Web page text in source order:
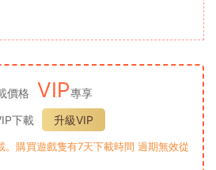
價格 VIP專享
下載
升級VIP
。購買遊戲隻有7天下載時間 過期無效從